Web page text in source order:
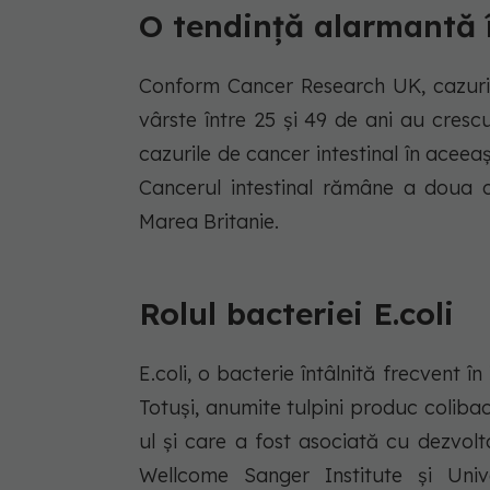
O tendință alarmantă
Conform Cancer Research UK,
vârste între 25 și 49 de ani au
cazurile de cancer intestinal în
Cancerul intestinal rămâne a
Marea Britanie.
Rolul bacteriei E.coli
E.coli, o bacterie întâlnită frecvent
Totuși, anumite tulpini produc
ul și care a fost asociată cu
Wellcome Sanger Institute și